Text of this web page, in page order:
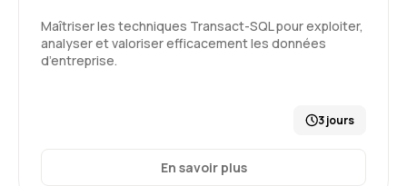
Maîtriser les techniques Transact-SQL pour exploiter,
analyser et valoriser efficacement les données
d’entreprise.
3 jours
En savoir plus